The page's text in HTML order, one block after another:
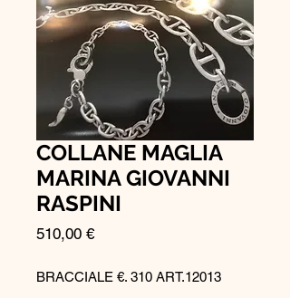
COLLANE MAGLIA
MARINA GIOVANNI
RASPINI
510,00 €Prezzo
BRACCIALE €. 310 ART.12013